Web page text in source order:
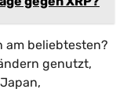
am beliebtesten?
genutzt,